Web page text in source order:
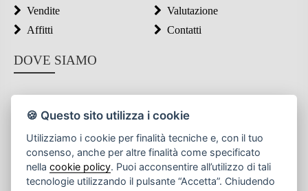
Vendite
Affitti
Valutazione
Contatti
DOVE SIAMO
🍪 Questo sito utilizza i cookie
Utilizziamo i cookie per finalità tecniche e, con il tuo
consenso, anche per altre finalità come specificato
nellacookie policy. Puoi acconsentire all’utilizzo di tali
tecnologie utilizzando il pulsante “Accetta”. Chiudendo